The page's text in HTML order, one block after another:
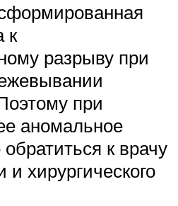
к
разрыву при
при
аномальное
к врачу
и хирургического